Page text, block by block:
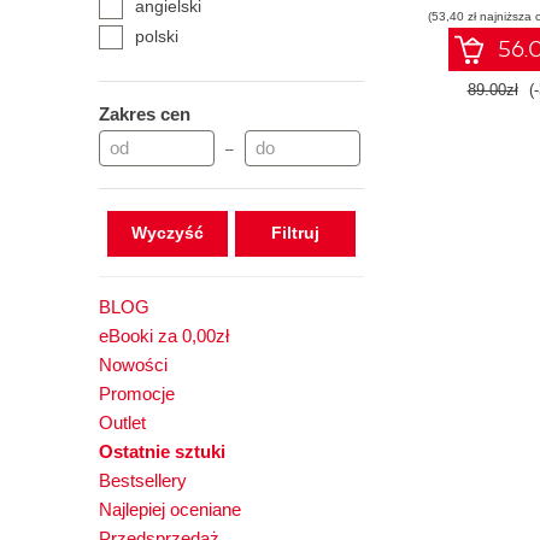
angielski
polski
Zakres cen
–
Wyczyść
BLOG
eBooki za 0,00zł
Nowości
Promocje
Outlet
Ostatnie sztuki
Bestsellery
Najlepiej oceniane
(53,40 zł najniższa
89.00zł